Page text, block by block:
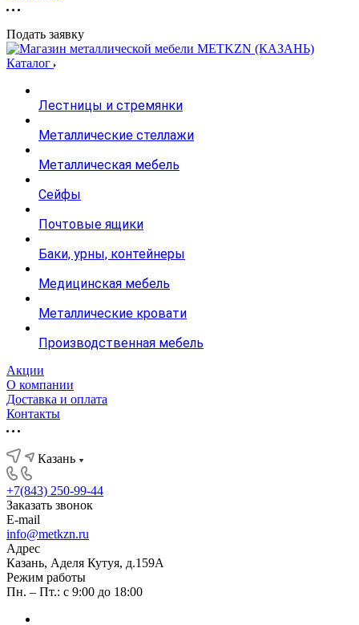
Подать заявку
Каталог
Лестницы и стремянки
Металлические стеллажи
Металлическая мебель
Сейфы
Почтовые ящики
Баки, урны, контейнеры
Медицинская мебель
Металлические кровати
Производственная мебель
Акции
О компании
Доставка и оплата
Контакты
Казань
+7(843) 250-99-44
Заказать звонок
E-mail
info@metkzn.ru
Адрес
Казань, Аделя Кутуя, д.159А
Режим работы
Пн. – Пт.: с 9:00 до 18:00